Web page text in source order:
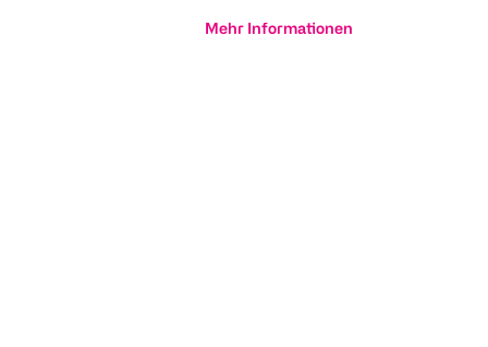
Mehr Informationen